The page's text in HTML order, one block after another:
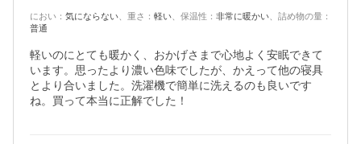
におい ： 気にならない 重さ ： 軽い 保温性 ： 非常に暖かい 詰め物の量 ：
普通
軽いのにとても暖かく、おかげさまで心地よく安眠できて
います。思ったより濃い色味でしたが、かえって他の寝具
とより合いました。洗濯機で簡単に洗えるのも良いです
ね。買って本当に正解でした！